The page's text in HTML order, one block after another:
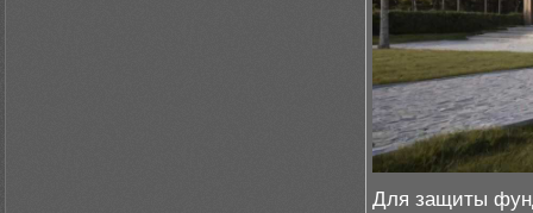
Для защиты